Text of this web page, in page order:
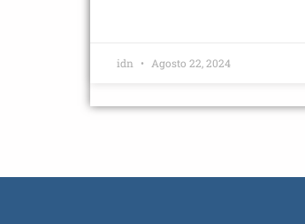
idn Agosto 22, 2024